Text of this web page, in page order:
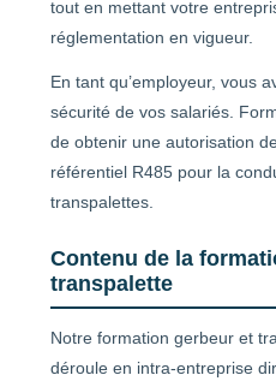
tout en mettant votre
réglementation en vigueur.
En tant qu’employeur, vous
sécurité de vos salariés.
de obtenir une autorisation
référentiel R485 pour la
transpalettes.
Contenu de la
transpalette
Notre formation gerbeur et
déroule en intra-entreprise